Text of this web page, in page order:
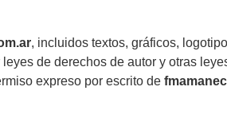
, incluidos textos, gráficos,
de derechos de autor y otras
expreso por escrito de